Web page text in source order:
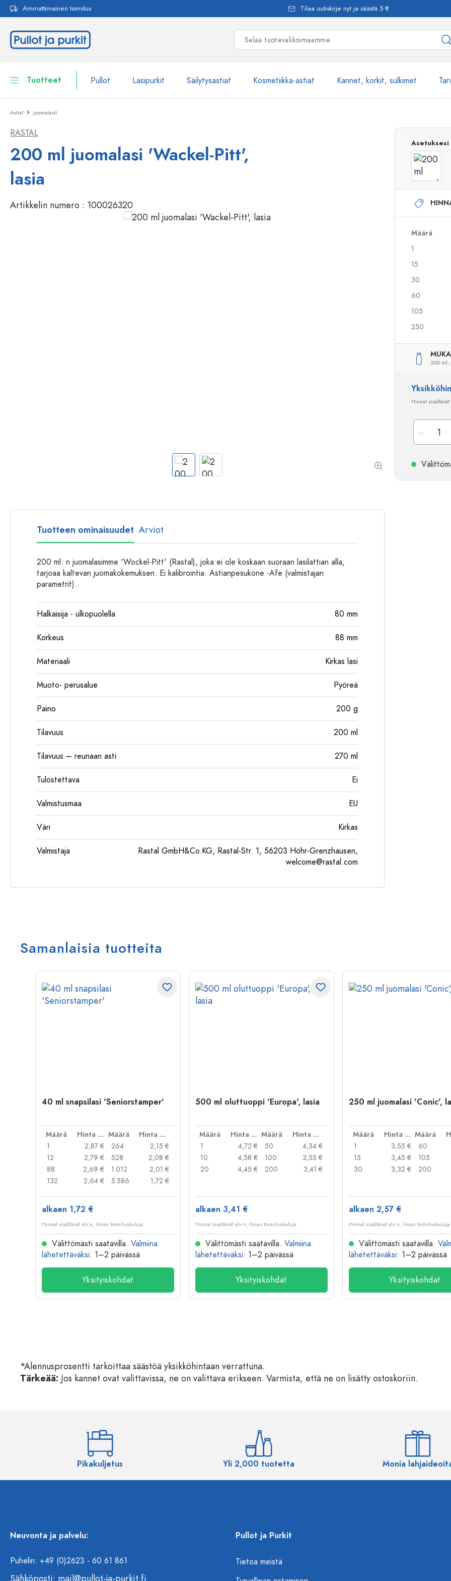
Siirry päänavigointiin
Ammattimainen toimitus Tilaa uutiskirje nyt ja säästä 5 €
Tuotteet Pullot Lasipurkit Säilytysastiat Kosmetiikka-astiat Kannet, korkit, sulkimet
Pullot
Säilytysastiat
Astiat
Kosmetiikka-astiat
Pullot tuotemerkin mukaan
WECK-Lasipullot
Patenttikorkkipullot
Spraypullot
Airless-pumppupullot
Roll-on-pullot
Puristuspullot
Säilytyspullot
Ginipullot
Joulupullot
Koristeelliset pullot
Astiat Juomalasit
RASTAL
200 ml juomalasi 'Wackel-Pitt',
lasia
Artikkelin numero : 100026320
Asetuksesi
Määrä
1
15
30
60
105
250
200 ml,
Hinnat
Tuotteen ominaisuudet Arviot
200 ml: n juomalasimme 'Wockel-Pitt' (Rastal), joka ei ole koskaan suoraan lasilattian alla,
tarjoaa kaltevan juomakokemuksen. Ei kalibrointia. Astianpesukone -Afe (valmistajan
parametrit).
Halkaisija - ulkopuolella 80 mm
Korkeus 88 mm
Materiaali Kirkas lasi
Muoto- perusalue Pyöreä
Paino 200 g
Tilavuus 200 ml
Tilavuus – reunaan asti 270 ml
Tulostettava Ei
Valmistusmaa EU
Väri Kirkas
Valmistaja
Rastal GmbH&Co.KG, Rastal-Str. 1, 56203 Höhr-Grenzhausen,
welcome@rastal.com
Samanlaisia tuotteita
40 ml snapsilasi 'Seniorstamper'
Määrä Hinta per kpl Määrä
Hinta per kpl
1
2,87 €
12
2,79 €
88
2,69 €
132
2,64 €
264
2,15 €
528
2,08 €
1.012
2,01 €
5.586
1,72 €
alkaen 1,72 €
Hinnat sisältävät alv:n, ilman toimituskuluja
Välittömästi saatavilla. Valmiina
lähetettäväksi: 1–2 päivässä
Yksityiskohdat
500 ml oluttuoppi 'Europa', lasia
Määrä Hinta per kpl Määrä
Hinta per kpl
1
4,72 €
10
4,58 €
20
4,45 €
50
4,34 €
100
3,55 €
200
3,41 €
alkaen 3,41 €
Hinnat sisältävät alv:n, ilman toimituskuluja
Välittömästi saatavilla. Valmiina
lähetettäväksi: 1–2 päivässä
Yksityiskohdat
250 ml juomalasi 'Conic',
Määrä Hinta per kpl Määrä
1
3,55 €
15
3,45 €
30
3,32 €
60
105
200
alkaen 2,57 €
Hinnat sisältävät alv:n, ilman toimituskuluja
Välittömästi saatavilla.
lähetettäväksi: 1–2 päivässä
Yksityiskohdat
*Alennusprosentti tarkoittaa säästöä yksikköhintaan verrattuna.
Tärkeää: Jos kannet ovat valittavissa, ne on valittava erikseen. Varmista, että ne on lisätty ostoskoriin.
Pikakuljetus Yli 2,000 tuotetta Monia
Neuvonta ja palvelu:
Puhelin: +49 (0)2623 - 60 61 861
Sähköposti: mail@pullot-ja-purkit.fi
Pullot ja Purkit
Tietoa meistä